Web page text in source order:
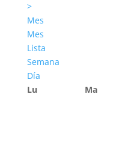
>
Mes
Mes
Lista
Semana
Día
Lu
Ma